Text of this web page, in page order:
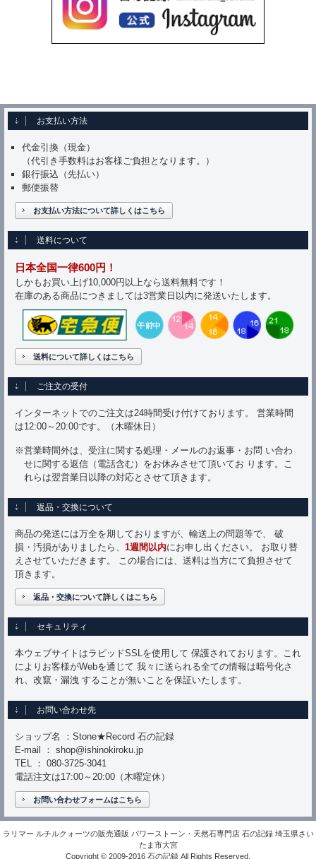
お支払い方法
代金引換（現金）
（代引き手数料はお客様ご負担となります。）
銀行振込（先払い）
郵便振替
お支払い方法について詳しくはこちら
送料について
日本全国一律600円！
しかもお買い上げ10,000円以上なら送料無料です！
在庫のある商品につきましては3営業日以内に発送いたします。
送料について詳しくはこちら
ご注文の受付
インターネットでのご注文は24時間受け付けております。 営業時間
は12:00～20:00です。（木曜休日）
※営業時間外は、受注に関する処理・メールのお返事・お問 い合わ
せに関する返信（電話含む）をお休みさせて頂いてお ります。こ
れらは翌営業日以降の対応とさせて頂きます。
返品・交換について
商品の発送には万全を期しておりますが、輸送上の問題等で、 破
損・汚損がありましたら、 1週間以内にお申し出ください。 お取り替
えさせていただきます。 この場合には、送料は当方にて負担させて
頂きます。
返品・交換について詳しくはこちら
セキュリティ
本ウェブサイトはラピッドSSLを使用して 保護されております。これ
によりお客様がWebを通じて 我々に送られる全ての情報は暗号化さ
れ、改竄・漏洩 することが無いことを保証いたします。
お問い合わせ先
ショップ名 ：Stone★Record 石の記録
E-mail ： shop@ishinokiroku.jp
TEL ： 080-3725-3041
電話注文は17:00～20:00（木曜定休）
お問い合わせフォームはこちら
ラリマー ルチルクォーツの販売通販 パワーストーン・天然石専門店 石の記録 埼玉県さい
たま市大宮
Copyright © 2009-2016 石の記録 All Rights Reserved.